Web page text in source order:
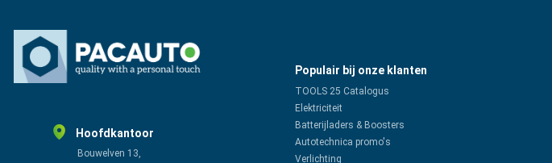
Hoofdkantoor
Bouwelven 13,
Populair bij onze klanten
TOOLS 25 Catalogus
Elektriciteit
Batterijladers & Boosters
Autotechnica promo's
Verlichting